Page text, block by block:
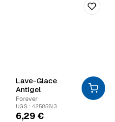
Lave-Glace
Antigel
Forever
UGS : 42585813
6,29 €